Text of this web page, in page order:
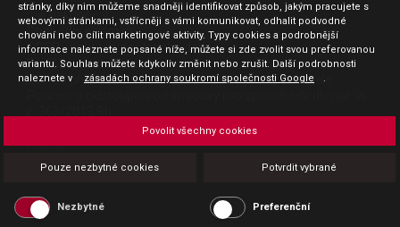
Jak nakupovat
Obchodní podmínky
GDPR - ochrana osobních údajů
Profil zadavatele
Sdělení před uzavřením kupní smlouvy pro spotřebitele
Platba
Povinná publicita
stránky, díky nim můžeme snadněji identifikovat způsob, jakým pracujete s
webovými stránkami, vstřícněji s vámi komunikovat, odhalit podvodné
chování nebo cílit marketingové aktivity. Typy cookies a podrobnější
informace naleznete popsané níže, můžete si zde zvolit svou preferovanou
variantu. Souhlas můžete kdykoliv změnit nebo zrušit. Další podrobnosti
naleznete v
zásadách ochrany soukromí společnosti Google .
Pouze nezbytné cookies Potvrdit vybrané
Povolit všechny cookies
Nezbytné Preferenční